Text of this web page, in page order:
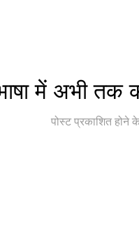
में अभी तक
पोस्ट प्रकाशित